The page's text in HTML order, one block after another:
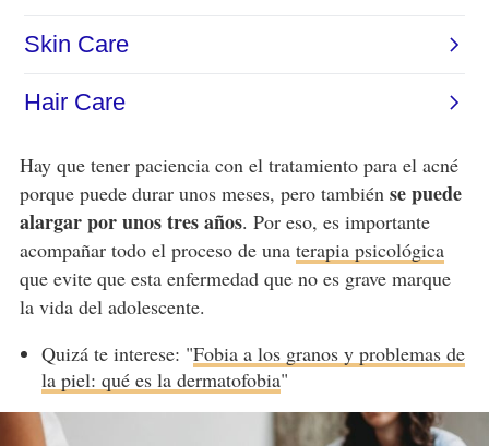
Hay que tener paciencia con el tratamiento para el acné
porque puede durar unos meses, pero también se puede
alargar por unos tres años. Por eso, es importante
acompañar todo el proceso de una terapia psicológica
que evite que esta enfermedad que no es grave marque
la vida del adolescente.
Quizá te interese: "Fobia a los granos y problemas de
la piel: qué es la dermatofobia"